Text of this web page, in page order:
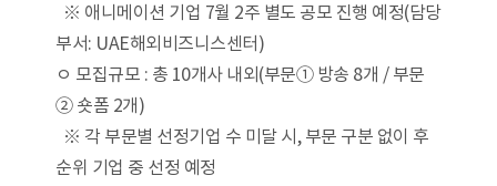
※ 애니메이션 기업 7월 2주 별도 공모 진행 예정(담당
부서: UAE해외비즈니스센터)
ㅇ 모집규모 : 총 10개사 내외(부문① 방송 8개 / 부문
② 숏폼 2개)
※ 각 부문별 선정기업 수 미달 시, 부문 구분 없이 후
순위 기업 중 선정 예정